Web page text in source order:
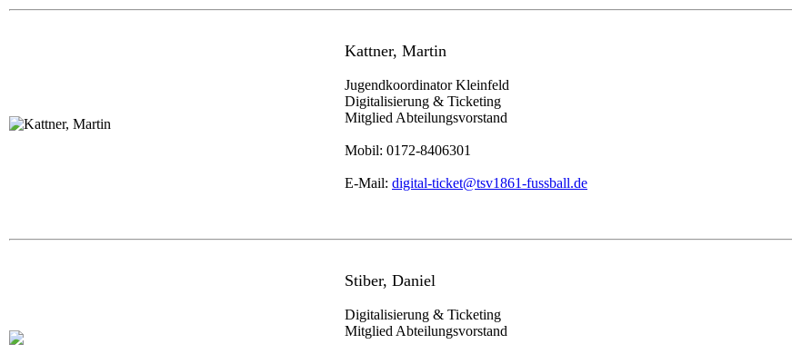
Kattner, Martin
Jugendkoordinator Kleinfeld
Digitalisierung & Ticketing
Mitglied Abteilungsvorstand
Mobil: 0172-8406301
E-Mail: digital-ticket@tsv1861-fussball.de
Stiber, Daniel
Digitalisierung & Ticketing
Mitglied Abteilungsvorstand